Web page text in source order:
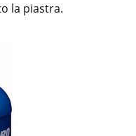
la piastra.